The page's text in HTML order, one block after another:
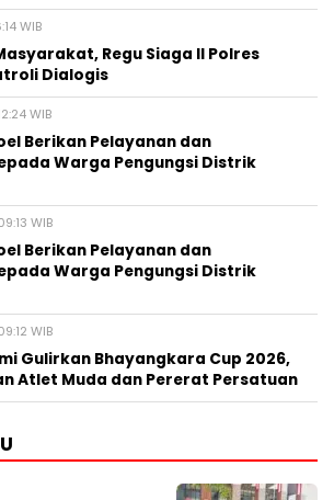
WIB
Regu Siaga II Polres
Dialogis
WIB
Berikan Pelayanan dan
Warga Pengungsi Distrik
WIB
Berikan Pelayanan dan
Warga Pengungsi Distrik
WIB
Gulirkan Bhayangkara Cup 2026,
Atlet Muda dan Pererat Persatuan